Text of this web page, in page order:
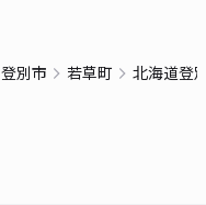
登別市 若草町 北海道登